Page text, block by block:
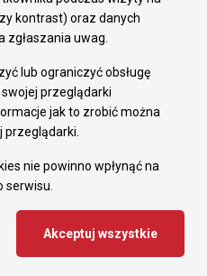
kontrast) oraz danych
uwag.
lub ograniczyć obsługę
przeglądarki
jak to zrobić można
nie powinno wpłynąć na
serwisu.
Akceptuj wszystkie